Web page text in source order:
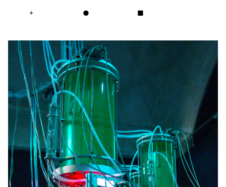
+ ● ■